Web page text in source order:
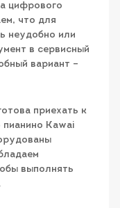
цифрового
что для
неудобно или
в сервисный
вариант –
приехать к
Kawai
выполнять